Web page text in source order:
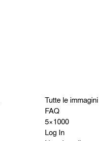
Tutte le
FAQ
5×1000
Log In